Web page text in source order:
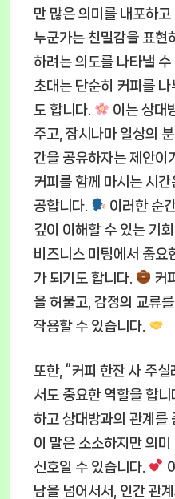
만 많은 의미를 내포하고
누군가는 친밀감을 표현
하려는 의도를 나타낼 수
초대는 단순히 커피를 나
도 합니다.
이는 상대
주고, 잠시나마 일상의
간을 공유하자는 제안이
커피를 함께 마시는 시간
공합니다.
이러한 순
깊이 이해할 수 있는 기
비즈니스 미팅에서 중요
가 되기도 합니다.
커
을 허물고, 감정의 교류
작용할 수 있습니다.
또한, “커피 한잔 사 주실
서도 중요한 역할을 합니
하고 상대방과의 관계를
이 말은 소소하지만 의
신호일 수 있습니다.
남을 넘어서서, 인간 관